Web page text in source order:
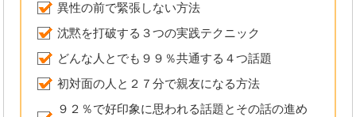
異性の前で緊張しない方法
沈黙を打破する３つの実践テクニック
どんな人とでも９９％共通する４つ話題
初対面の人と２７分で親友になる方法
９２％で好印象に思われる話題とその話の進め